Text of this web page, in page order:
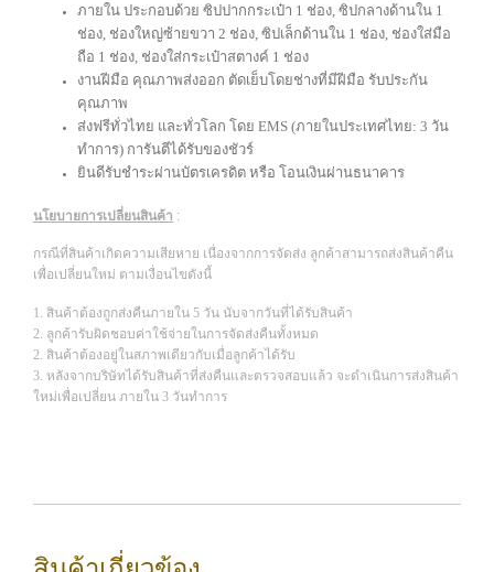
ภายใน ประกอบด้วย ซิปปากกระเป๋า 1 ช่อง, ซิปกลางด้านใน 1
ช่อง, ช่องใหญ่ซ้ายขวา 2 ช่อง, ซิปเล็กด้านใน 1 ช่อง, ช่องใส่มือ
ถือ 1 ช่อง, ช่องใส่กระเป๋าสตางค์ 1 ช่อง
งานฝีมือ คุณภาพส่งออก ตัดเย็บโดยช่างที่มีฝีมือ รับประกัน
คุณภาพ
ส่งฟรีทั่วไทย และทั่วโลก โดย EMS (ภายในประเทศไทย: 3 วัน
ทำการ) การันตีได้รับของชัวร์
ยินดีรับชำระผ่านบัตรเครดิต หรือ โอนเงินผ่านธนาคาร
นโยบายการเปลี่ยนสินค้า :
กรณีที่สินค้าเกิดความเสียหาย เนื่องจากการจัดส่ง ลูกค้าสามารถส่งสินค้าคืน
เพื่อเปลี่ยนใหม่ ตามเงื่อนไขดังนี้
1. สินค้าต้องถูกส่งคืนภายใน 5 วัน นับจากวันที่ได้รับสินค้า
2. ลูกค้ารับผิดชอบค่าใช้จ่ายในการจัดส่งคืนทั้งหมด
2. สินค้าต้องอยู่ในสภาพเดียวกับเมื่อลูกค้าได้รับ
3. หลังจากบริษัทได้รับสินค้าที่ส่งคืนและตรวจสอบแล้ว จะดำเนินการส่งสินค้า
ใหม่เพื่อเปลี่ยน ภายใน 3 วันทำการ